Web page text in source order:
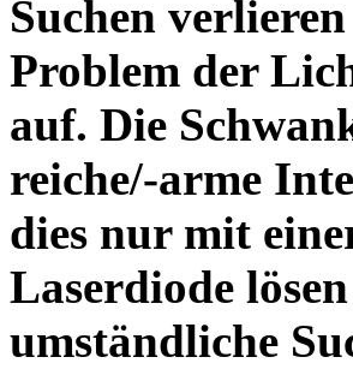
Suchen
Problem der
auf. Die
reiche/-arme
dies nur mit
Laserdiode
umständliche